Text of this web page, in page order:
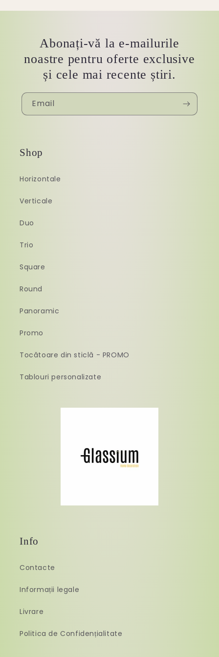
Abonați-vă la e-mailurile
noastre pentru oferte exclusive
și cele mai recente știri.
Email
Shop
Horizontale
Verticale
Duo
Trio
Square
Round
Panoramic
Promo
Tocătoare din sticlă - PROMO
Tablouri personalizate
Info
Contacte
Informații legale
Livrare
Politica de Confidențialitate